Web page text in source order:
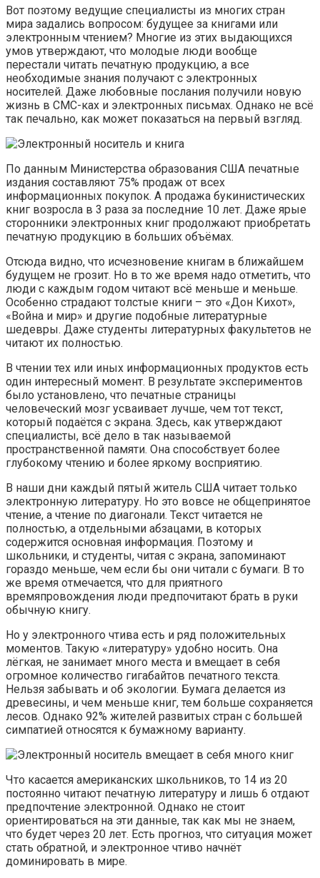
Вот поэтому ведущие специалисты из многих стран
мира задались вопросом: будущее за книгами или
электронным чтением? Многие из этих выдающихся
умов утверждают, что молодые люди вообще
перестали читать печатную продукцию, а все
необходимые знания получают с электронных
носителей. Даже любовные послания получили новую
жизнь в СМС-ках и электронных письмах. Однако не всё
так печально, как может показаться на первый взгляд.
По данным Министерства образования США печатные
издания составляют 75% продаж от всех
информационных покупок. А продажа букинистических
книг возросла в 3 раза за последние 10 лет. Даже ярые
сторонники электронных книг продолжают приобретать
печатную продукцию в больших объёмах.
Отсюда видно, что исчезновение книгам в ближайшем
будущем не грозит. Но в то же время надо отметить, что
люди с каждым годом читают всё меньше и меньше.
Особенно страдают толстые книги – это «Дон Кихот»,
«Война и мир» и другие подобные литературные
шедевры. Даже студенты литературных факультетов не
читают их полностью.
В чтении тех или иных информационных продуктов есть
один интересный момент. В результате экспериментов
было установлено, что печатные страницы
человеческий мозг усваивает лучше, чем тот текст,
который подаётся с экрана. Здесь, как утверждают
специалисты, всё дело в так называемой
пространственной памяти. Она способствует более
глубокому чтению и более яркому восприятию.
В наши дни каждый пятый житель США читает только
электронную литературу. Но это вовсе не общепринятое
чтение, а чтение по диагонали. Текст читается не
полностью, а отдельными абзацами, в которых
содержится основная информация. Поэтому и
школьники, и студенты, читая с экрана, запоминают
гораздо меньше, чем если бы они читали с бумаги. В то
же время отмечается, что для приятного
времяпровождения люди предпочитают брать в руки
обычную книгу.
Но у электронного чтива есть и ряд положительных
моментов. Такую «литературу» удобно носить. Она
лёгкая, не занимает много места и вмещает в себя
огромное количество гигабайтов печатного текста.
Нельзя забывать и об экологии. Бумага делается из
древесины, и чем меньше книг, тем больше сохраняется
лесов. Однако 92% жителей развитых стран с большей
симпатией относятся к бумажному варианту.
Что касается американских школьников, то 14 из 20
постоянно читают печатную литературу и лишь 6 отдают
предпочтение электронной. Однако не стоит
ориентироваться на эти данные, так как мы не знаем,
что будет через 20 лет. Есть прогноз, что ситуация может
стать обратной, и электронное чтиво начнёт
доминировать в мире.